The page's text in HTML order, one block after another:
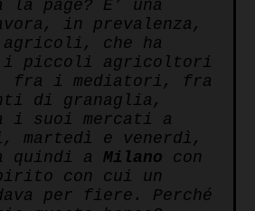
la page? E’ una
in prevalenza,
che ha
piccoli agricoltori
fra i mediatori, fra
di granaglia,
i suoi mercati a
e venerdì,
quindi a Milano con
con cui un
per fiere. Perché